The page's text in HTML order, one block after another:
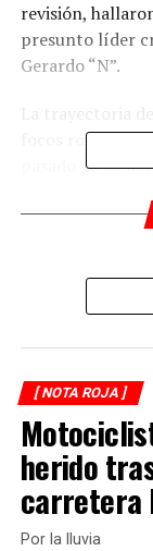
revisión,
presunto líder
Gerardo “N”.
focos rojos en
pasado 18 de
desató la
Fuentes de
denuncias
Tras su arresto,
trasladados a la
posteriormente
Regional en
[ NOTA ROJA ]
herido
carretera
Por la lluvia